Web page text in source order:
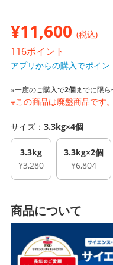
¥11,600 (税込)
116ポイント
アプリからの購入でポイン
※一度のご購入で2個までに限ら
※この商品は廃盤商品です。
サイズ： 3.3kg×4個
3.3kg
¥3,280
3.3kg×2個
¥6,804
商品について